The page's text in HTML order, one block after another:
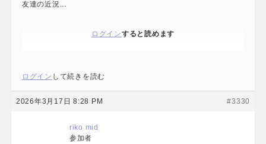
友達の近況...
ログインすると読めます
ログイン して続きを読む
2026年3月17日 8:28 PM #3330
riko mid
参加者